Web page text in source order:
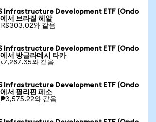
Infrastructure Development ETF (Ondo
서 브라질 헤알
R$303.02와 같음
Infrastructure Development ETF (Ondo
서 방글라데시 타카
৳7,287.35와 같음
Infrastructure Development ETF (Ondo
서 필리핀 페소
₱3,575.22와 같음